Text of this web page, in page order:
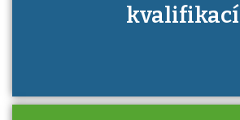
kvalifikací